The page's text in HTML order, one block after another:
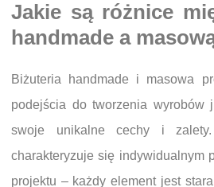
Jakie są różnice
handmade a
Biżuteria handmade i masowa
podejścia do tworzenia wyrobów
swoje unikalne cechy i zalety.
charakteryzuje się indywidualnym
projektu – każdy element jest